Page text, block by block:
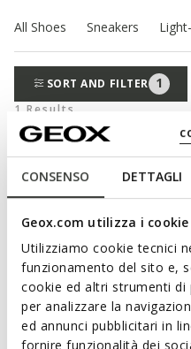
CONSENSO DETTAGLI
Geox.com utilizza i cookie
Utilizziamo cookie tecnici
funzionamento del sito e,
cookie ed altri strumenti
per analizzare la
ed annunci pubblicitari in
fornire funzionalità dei
All Shoes Sneakers
SORT AND FILTER 1
1 Results
ONLINE EXCLUSIVE
ARIL JUNIOR